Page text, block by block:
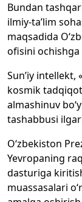
Bundan
ilmiy-ta’lim
maqsadida
ofisini ochishga
Sun’iy intellekt,
kosmik
almashinuv
tashabbusi
O‘zbekiston
Yevropaning
dasturiga
muassasalari